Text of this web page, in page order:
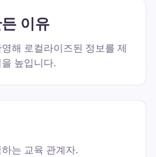
이유
해 로컬라이즈된 정보를 제
높입니다.
는 교육 관계자.